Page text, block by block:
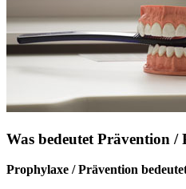
Was bedeutet Prävention /
Prophylaxe / Prävention